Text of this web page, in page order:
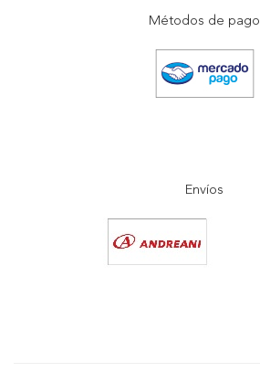
Métodos de pago
Envíos